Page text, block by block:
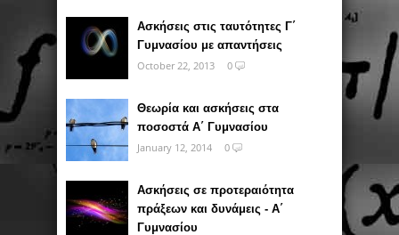
Ασκήσεις στις ταυτότητες Γ΄
Γυμνασίου με απαντήσεις
October 22, 2013
0
Θεωρία και ασκήσεις στα
ποσοστά Α΄ Γυμνασίου
January 12, 2014
0
Ασκήσεις σε προτεραιότητα
πράξεων και δυνάμεις - Α΄
Γυμνασίου